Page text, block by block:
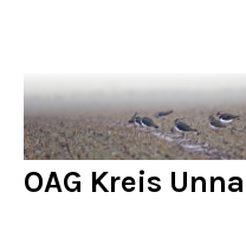
OAG Kreis Unna